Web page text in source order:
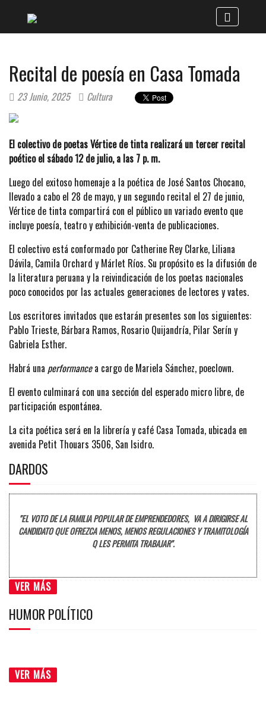
Recital de poesía en Casa Tomada
23 Junio, 2025 Cultura
El colectivo de poetas Vértice de tinta realizará un tercer recital
poético el sábado 12 de julio, a las 7 p. m.
Luego del exitoso homenaje a la poética de José Santos Chocano,
llevado a cabo el 28 de mayo, y un segundo recital el 27 de junio,
Vértice de tinta compartirá con el público un variado evento que
incluye poesía, teatro y exhibición-venta de publicaciones.
El colectivo está conformado por Catherine Rey Clarke, Liliana
Dávila, Camila Orchard y Márlet Ríos. Su propósito es la difusión de
la literatura peruana y la reivindicación de los poetas nacionales
poco conocidos por las actuales generaciones de lectores y vates.
Los escritores invitados que estarán presentes son los siguientes:
Pablo Trieste, Bárbara Ramos, Rosario Quijandría, Pilar Serín y
Gabriela Esther.
Habrá una performancea cargo de Mariela Sánchez, poeclown.
El evento culminará con una sección del esperado micro libre, de
participación espontánea.
La cita poética será en la librería y café Casa Tomada, ubicada en
avenida Petit Thouars 3506, San Isidro.
DARDOS
"EL VOTO DE LA FAMILIA POPULAR DE EMPRENDEDORES, VA A DIRIGIRSE AL
CANDIDATO QUE OFREZCA MENOS, MENOS REGULACIONES Y TRAMITOLOGÍA
Q LES PERMITA TRABAJAR".
VER MÁS
HUMOR POLÍTICO
VER MÁS